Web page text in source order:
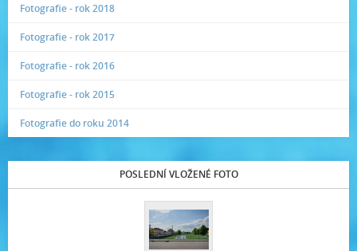
Fotografie - rok 2018
Fotografie - rok 2017
Fotografie - rok 2016
Fotografie - rok 2015
Fotografie do roku 2014
POSLEDNÍ VLOŽENÉ FOTO